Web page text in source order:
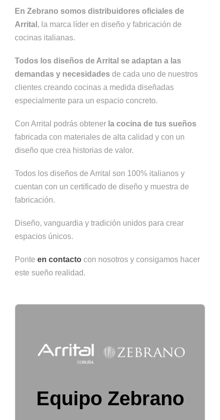
En Zebrano somos distribuidores oficiales de
Arrital , la marca líder en diseño y fabricación de
cocinas italianas.
Todos los diseños de Arrital se adaptan a las
demandas y necesidades de cada uno de nuestros
clientes creando cocinas a medida diseñadas
especialmente para un espacio concreto.
Con Arrital podrás obtener la cocina de tus sueños
fabricada con materiales de alta calidad y con un
diseño que crea historias de valor.
Todos los diseños de Arrital son 100% italianos y
cuentan con un certificado de diseño y muestra de
fabricación.
Diseño, vanguardia y tradición unidos para crear
espacios únicos.
Ponte en contacto con nosotros y consigamos hacer
este sueño realidad.
Equipo Zebrano